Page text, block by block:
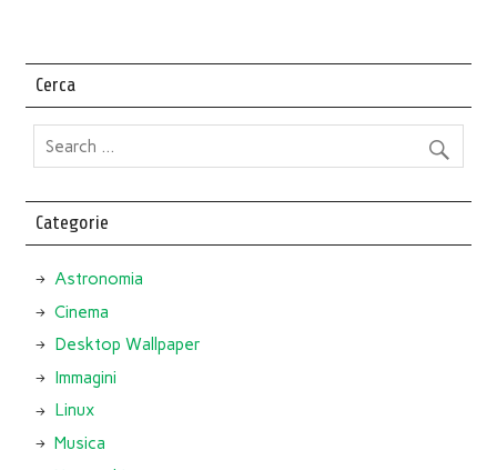
Cerca
Categorie
Astronomia
Cinema
Desktop Wallpaper
Immagini
Linux
Musica